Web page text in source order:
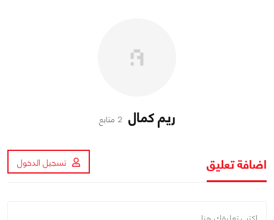
ريم كمال 2 متابع
اضافة تعليق تسجيل الدخول